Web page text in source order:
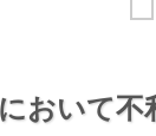
おいて不